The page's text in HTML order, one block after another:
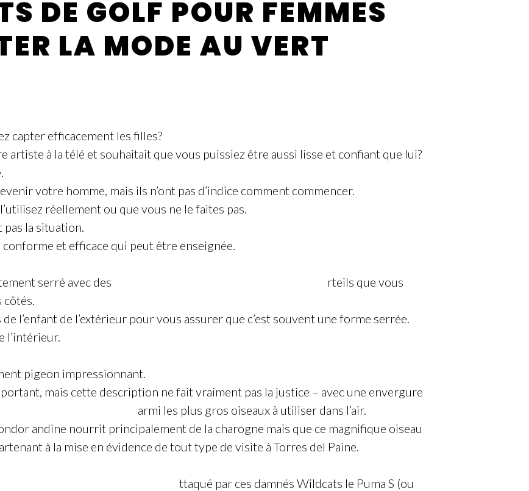
DE GOLF POUR FEMMES
LA MODE AU VERT
capter efficacement les filles?
artiste à la télé et souhaitait que vous puissiez être aussi lisse et confiant que lui?
votre homme, mais ils n’ont pas d’indice comment commencer.
réellement ou que vous ne le faites pas.
pas la situation.
conforme et efficace qui peut être enseignée.
serré avec des
rteils que vous
l’enfant de l’extérieur pour vous assurer que c’est souvent une forme serrée.
l’intérieur.
pigeon impressionnant.
mais cette description ne fait vraiment pas la justice – avec une envergure
armi les plus gros oiseaux à utiliser dans l’air.
andine nourrit principalement de la charogne mais que ce magnifique oiseau
à la mise en évidence de tout type de visite à Torres del Paine.
ttaqué par ces damnés Wildcats le Puma S (ou